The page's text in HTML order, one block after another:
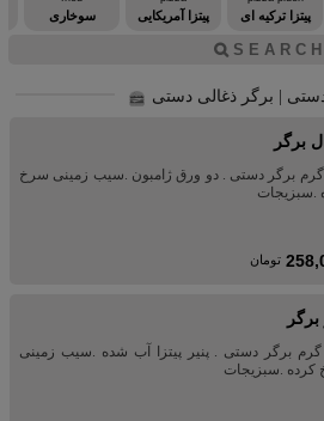
پیتزا ترکیه ای پیتزا آمریکایی سوخاری
| برگر ذغالی دستی
برگر
150 گرم برگر دستی . دو ورق ژامبون .سیب زمینی سرخ
.سبزیجات
تومان
150 گرم برگر دستی . پنیر پیتزا آب شده .سیب زمینی
کرده .سبزیجات